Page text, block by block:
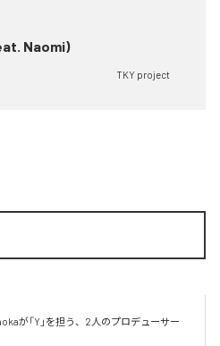
Naomi)
TKY project
が「Y」を担う、2人のプロデューサー